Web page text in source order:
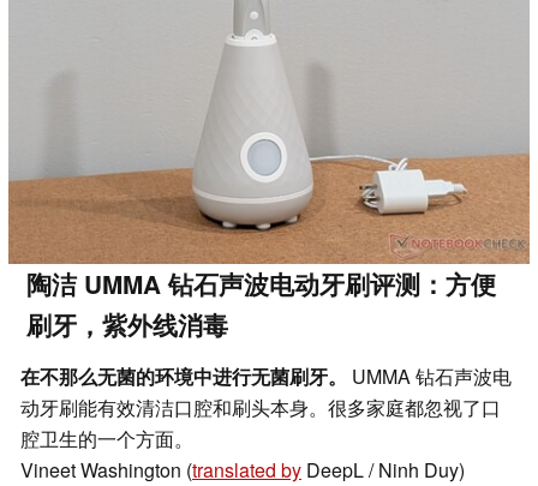
陶洁 UMMA 钻石声波电动牙刷评测：方便
刷牙，紫外线消毒
在不那么无菌的环境中进行无菌刷牙。
UMMA 钻石声波电
动牙刷能有效清洁口腔和刷头本身。很多家庭都忽视了口
腔卫生的一个方面。
Vineet Washington (translated by DeepL / Ninh Duy)